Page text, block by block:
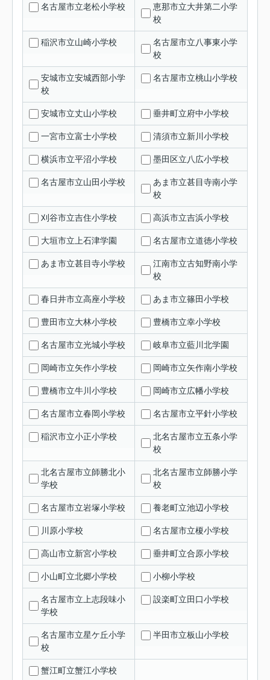
名古屋市立老松小学校
恵那市立大井第二小学
校
稲沢市立山崎小学校
名古屋市立八事東小学
校
安城市立安城西部小学
校
名古屋市立桃山小学校
安城市立丈山小学校 垂井町立府中小学校
一宮市立富士小学校 清須市立新川小学校
横浜市立平沼小学校 墨田区立八広小学校
名古屋市立山田小学校
あま市立甚目寺南小学
校
刈谷市立吉住小学校 高浜市立吉浜小学校
大垣市立上石津学園 名古屋市立道徳小学校
あま市立甚目寺小学校
江南市立古知野南小学
校
春日井市立高座小学校 あま市立篠田小学校
豊田市立大林小学校 豊橋市立幸小学校
名古屋市立光城小学校 岐阜市立藍川北学園
岡崎市立矢作小学校 岡崎市立矢作南小学校
豊橋市立牛川小学校 岡崎市立広幡小学校
名古屋市立春岡小学校 名古屋市立平針小学校
稲沢市立小正小学校
北名古屋市立五条小学
校
北名古屋市立師勝北小
学校
北名古屋市立師勝小学
校
名古屋市立岩塚小学校 養老町立池辺小学校
川原小学校 名古屋市立榎小学校
高山市立新宮小学校 垂井町立合原小学校
小山町立北郷小学校 小柳小学校
名古屋市立上志段味小
学校
設楽町立田口小学校
名古屋市立星ケ丘小学
校
半田市立板山小学校
蟹江町立蟹江小学校